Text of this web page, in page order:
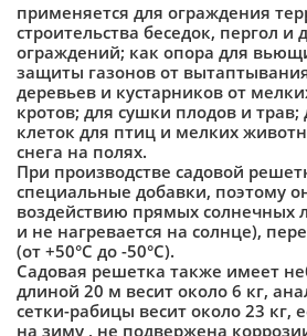
применяется для ограждения
строительства беседок, пергол и
ограждений; как опора для
защиты газонов от
деревьев и кустарников от
кротов; для сушки плодов и трав;
клеток для птиц и мелких
снега на полях.
При производстве садовой
специальные добавки, поэтому
воздействию прямых солнечных
и не нагревается на солнце),
(от +50°С до -50°С).
Садовая решетка также имеет
длиной 20 м весит около 6 кг,
сетки-рабицы весит около 23 кг,
на зиму , не подвержена